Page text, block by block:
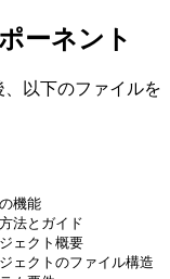
ーネント
以下のファイルを
機能
とガイド
クト概要
クトのファイル構造